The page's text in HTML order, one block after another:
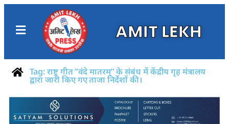
AMIT LEKH
Tag: राष्ट्र गीत ”वंदे मातरम्” के संबंध में केंद्रीय गृह मंत्रालय
द्वारा जारी किए गए ताजा निर्देशों की।